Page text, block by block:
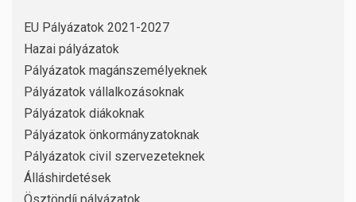
EU Pályázatok 2021-2027
Hazai pályázatok
Pályázatok magánszemélyeknek
Pályázatok vállalkozásoknak
Pályázatok diákoknak
Pályázatok önkormányzatoknak
Pályázatok civil szervezeteknek
Álláshirdetések